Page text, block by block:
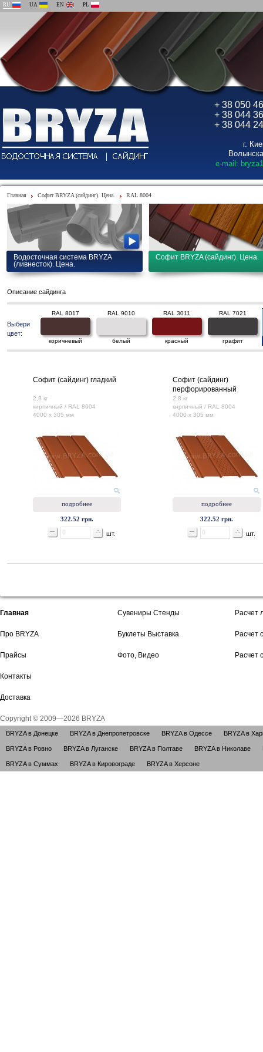
RU UA EN PL
+ 38 050
+ 38 044
+ 38 044
г.
e-mail:
Главная Софит BRYZA (сайдинг). Цена. RAL 8004
Водосточная система BRYZA
(ливнесток). Цена.
Софит BRYZA (сайдинг). Цена.
Описание сайдинга
Выбери
цвет:
RAL 8017
коричневый
RAL 9010
белый
RAL 3011
красный
RAL 7021
графит
Софит (сайдинг) гладкий
2,8 кг
кирпичный / RAL 8004
4000 х 305 мм
подробнее
322.52 грн.
шт.
Софит (сайдинг)
перфорированный
2,8 кг
кирпичный / RAL 8004
4000 х 305 мм
подробнее
322.52 грн.
шт.
Главная
Про BRYZA
Прайсы
Контакты
Доставка
Сувениры Стенды
Буклеты Выставка
Фото, Видео
Расчет
Расчет
Расчет
Copyright © 2009—2026 BRYZA
BRYZA в Донецке BRYZA в Днепропетровске BRYZA в Одессе BRYZA в
BRYZA в Ровно BRYZA в Луганске BRYZA в Полтаве BRYZA в Николаве
BRYZA в Суммах BRYZA в Кировограде BRYZA в Херсоне